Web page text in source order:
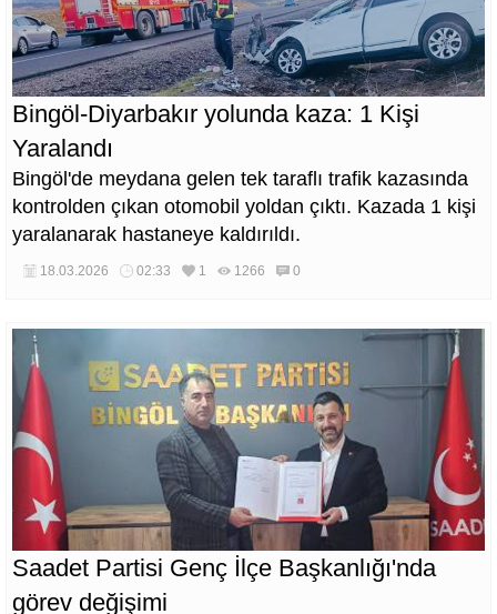
Bingöl-Diyarbakır yolunda kaza: 1 Kişi
Yaralandı
Bingöl'de meydana gelen tek taraflı trafik kazasında
kontrolden çıkan otomobil yoldan çıktı. Kazada 1 kişi
yaralanarak hastaneye kaldırıldı.
18.03.2026 02:33 1 1266 0
Saadet Partisi Genç İlçe Başkanlığı'nda
görev değişimi